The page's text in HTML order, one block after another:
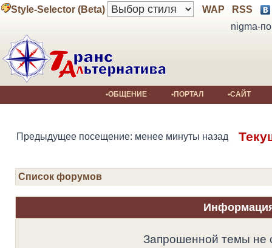
Style-Selector (Beta) WAP
RSS
nigma-
•ОБЩЕНИЕ •ПОРТАЛ •САЙТ
Предыдущее посещение: менее минуты назад
Список форумов
Запрошенной темы не